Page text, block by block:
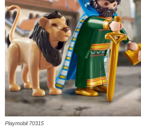
Playmobil 70315